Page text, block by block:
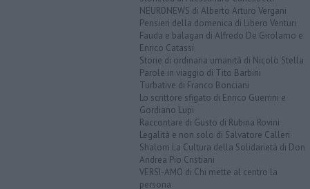
NEURONEWS di Alberto Arturo Vergani
Pensieri della domenica di Libero Venturi
Fauda e balagan di Alfredo De Girolamo e
Enrico Catassi
Storie di ordinaria umanità di Nicolò Stella
Parole in viaggio di Tito Barbini
Turbative di Franco Bonciani
Lo scrittore sfigato di Enrico Guerrini e
Gordiano Lupi
Raccontare di Gusto di Rubina Rovini
Legalità e non solo di Salvatore Calleri
Shalom La Cultura della Solidarietà di Don
Andrea Pio Cristiani
VERSI-AMO di Chi mette al centro la
persona